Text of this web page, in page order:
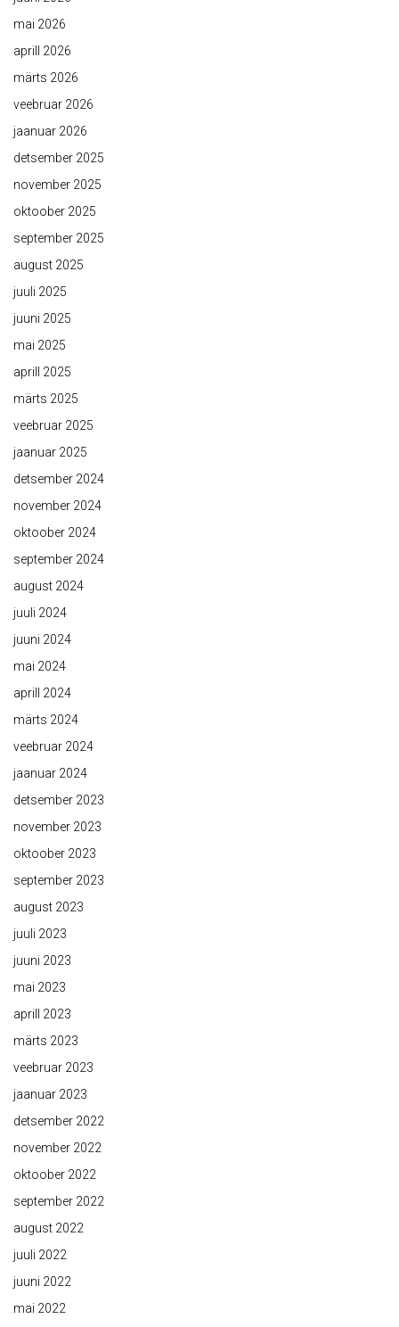
mai 2026
aprill 2026
märts 2026
veebruar 2026
jaanuar 2026
detsember 2025
november 2025
oktoober 2025
september 2025
august 2025
juuli 2025
juuni 2025
mai 2025
aprill 2025
märts 2025
veebruar 2025
jaanuar 2025
detsember 2024
november 2024
oktoober 2024
september 2024
august 2024
juuli 2024
juuni 2024
mai 2024
aprill 2024
märts 2024
veebruar 2024
jaanuar 2024
detsember 2023
november 2023
oktoober 2023
september 2023
august 2023
juuli 2023
juuni 2023
mai 2023
aprill 2023
märts 2023
veebruar 2023
jaanuar 2023
detsember 2022
november 2022
oktoober 2022
september 2022
august 2022
juuli 2022
juuni 2022
mai 2022